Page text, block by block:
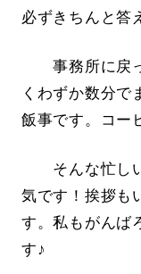
必ずきちんと答
事務所に戻っ
くわずか数分で
飯事です。コー
そんな忙しい
気です！挨拶も
す。私もがんば
す♪